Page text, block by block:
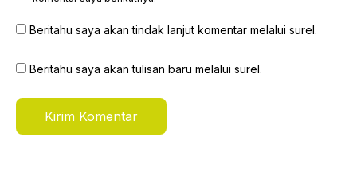
Beritahu saya akan tindak lanjut komentar melalui surel.
Beritahu saya akan tulisan baru melalui surel.